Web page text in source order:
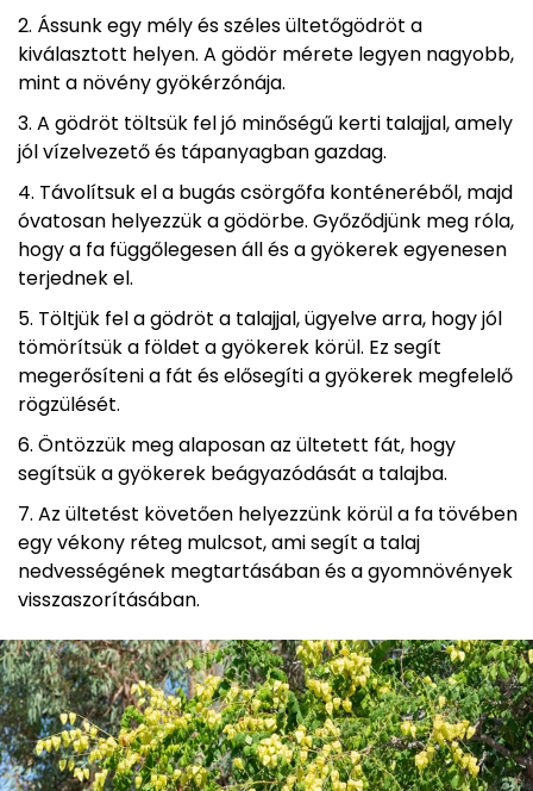
Ássunk egy mély és széles ültetőgödröt a
kiválasztott helyen. A gödör mérete legyen nagyobb,
mint a növény gyökérzónája.
A gödröt töltsük fel jó minőségű kerti talajjal, amely
jól vízelvezető és tápanyagban gazdag.
Távolítsuk el a bugás csörgőfa konténeréből, majd
óvatosan helyezzük a gödörbe. Győződjünk meg róla,
hogy a fa függőlegesen áll és a gyökerek egyenesen
terjednek el.
Töltjük fel a gödröt a talajjal, ügyelve arra, hogy jól
tömörítsük a földet a gyökerek körül. Ez segít
megerősíteni a fát és elősegíti a gyökerek megfelelő
rögzülését.
Öntözzük meg alaposan az ültetett fát, hogy
segítsük a gyökerek beágyazódását a talajba.
Az ültetést követően helyezzünk körül a fa tövében
egy vékony réteg mulcsot, ami segít a talaj
nedvességének megtartásában és a gyomnövények
visszaszorításában.